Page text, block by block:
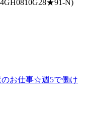
N)
のお仕事☆週5で働け